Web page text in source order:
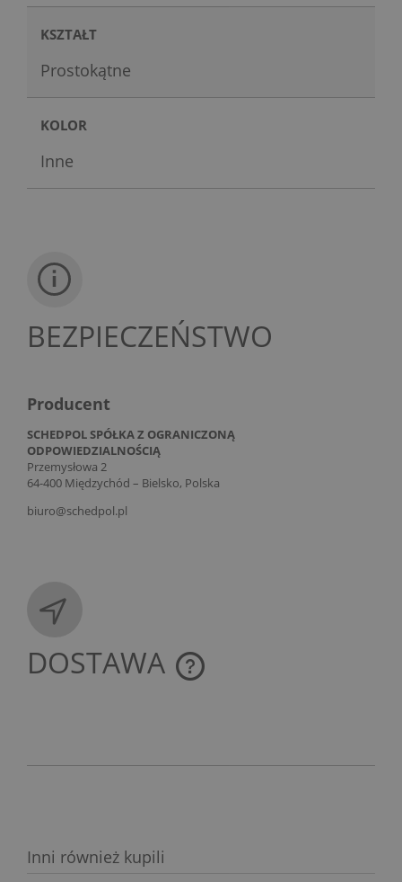
KSZTAŁT
Prostokątne
KOLOR
Inne
BEZPIECZEŃSTWO
Producent
SCHEDPOL SPÓŁKA Z OGRANICZONĄ
ODPOWIEDZIALNOŚCIĄ
Przemysłowa 2
64-400 Międzychód – Bielsko, Polska
biuro@schedpol.pl
DOSTAWA
CENA NIE ZAWIERA EWENTUALNYCH KOSZTÓW
Inni również kupili